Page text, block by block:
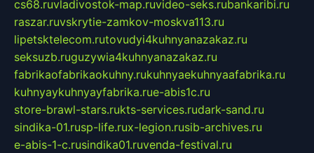
cs68.ruvladivostok-map.ruvideo-seks.rubankaribi.ru
raszar.ruvskrytie-zamkov-moskva113.ru
lipetsktelecom.rutovudyi4kuhnyanazakaz.ru
seksuzb.ruguzywia4kuhnyanazakaz.ru
fabrikaofabrikaokuhny.rukuhnyaekuhnyaafabrika.ru
kuhnyaykuhnyayfabrika.rue-abis1c.ru
store-brawl-stars.rukts-services.rudark-sand.ru
sindika-01.rusp-life.rux-legion.rusib-archives.ru
e-abis-1-c.rusindika01.ruvenda-festival.ru